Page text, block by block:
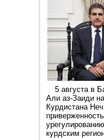
5 августа в
Али аз-Заиди
Курдистана
курдским